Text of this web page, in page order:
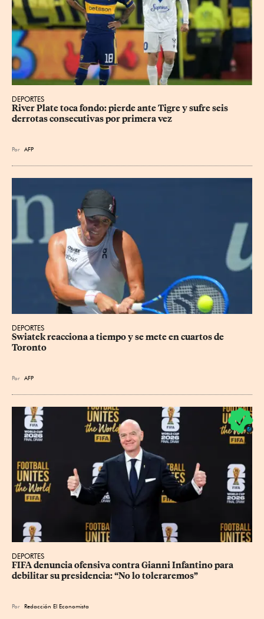
DEPORTES
River Plate toca fondo: pierde ante Tigre y sufre seis
derrotas consecutivas por primera vez
Por AFP
DEPORTES
Swiatek reacciona a tiempo y se mete en cuartos de
Toronto
Por AFP
DEPORTES
FIFA denuncia ofensiva contra Gianni Infantino para
debilitar su presidencia: “No lo toleraremos”
Por Redacción El Economista